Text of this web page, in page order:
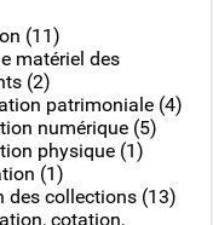
(11)
matériel des
(2)
patrimoniale (4)
numérique (5)
physique (1)
(1)
des collections (13)
cotation,